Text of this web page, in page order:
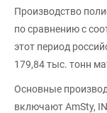
Производство
по сравнению с
этот период
179,84 тыс. тонн
Основные
включают AmSty,